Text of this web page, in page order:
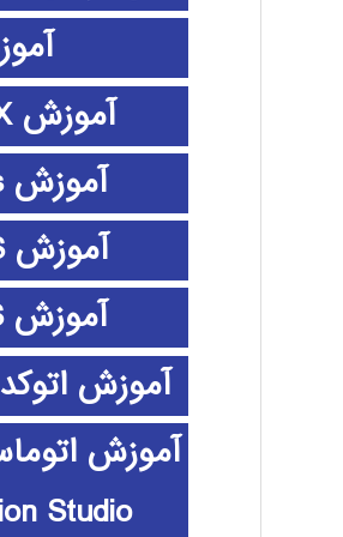
آموزش 3D MAX
آموزش abaqus
آموزش ANSYS
آموزش ArcGIS
آموزش اتوکد AUTOCAD
آموزش
Studio